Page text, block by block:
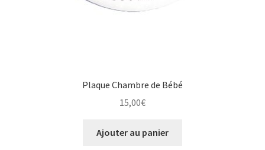
Plaque Chambre de Bébé
15,00€
Ajouter au panier